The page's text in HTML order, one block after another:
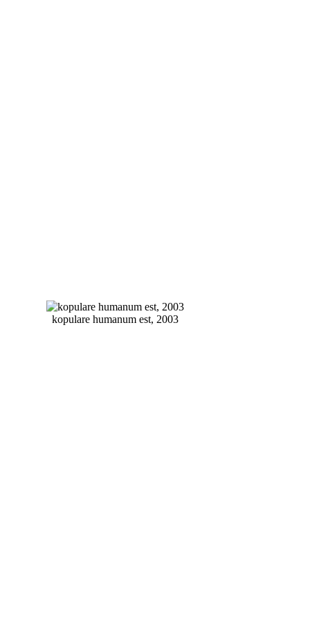
kopulare humanum est, 2003